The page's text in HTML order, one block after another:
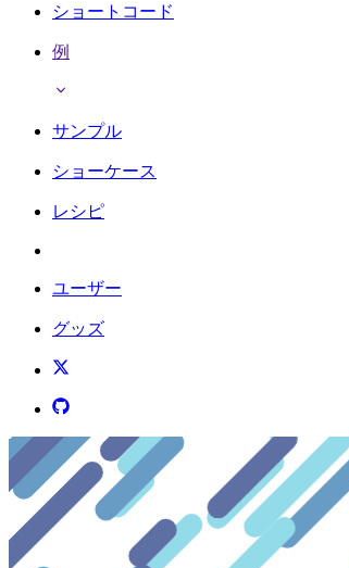
ショートコード
例
サンプル
ショーケース
レシピ
ユーザー
グッズ